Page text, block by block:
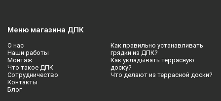
Меню магазина ДПК
О нас
Наши работы
Монтаж
Что такое ДПК
Сотрудничество
Контакты
Блог
Как правильно устанавливать
грядки из ДПК?
Как укладывать террасную
доску?
Что делают из террасной доски?